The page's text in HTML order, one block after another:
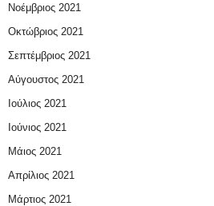
Νοέμβριος 2021
Οκτώβριος 2021
Σεπτέμβριος 2021
Αύγουστος 2021
Ιούλιος 2021
Ιούνιος 2021
Μάιος 2021
Απρίλιος 2021
Μάρτιος 2021